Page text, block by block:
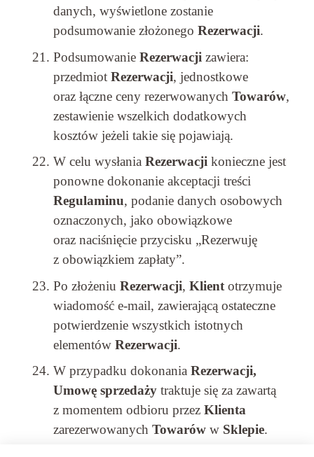
danych, wyświetlone zostanie
podsumowanie złożonego Rezerwacji.
Podsumowanie Rezerwacji zawiera:
przedmiot Rezerwacji, jednostkowe
oraz łączne ceny rezerwowanych Towarów,
zestawienie wszelkich dodatkowych
kosztów jeżeli takie się pojawiają.
W celu wysłania Rezerwacji konieczne jest
ponowne dokonanie akceptacji treści
Regulaminu, podanie danych osobowych
oznaczonych, jako obowiązkowe
oraz naciśnięcie przycisku „Rezerwuję
z obowiązkiem zapłaty”.
Po złożeniu Rezerwacji, Klient otrzymuje
wiadomość e-mail, zawierającą ostateczne
potwierdzenie wszystkich istotnych
elementów Rezerwacji.
W przypadku dokonania Rezerwacji,
Umowę sprzedaży traktuje się za zawartą
z momentem odbioru przez Klienta
zarezerwowanych Towarów w Sklepie.